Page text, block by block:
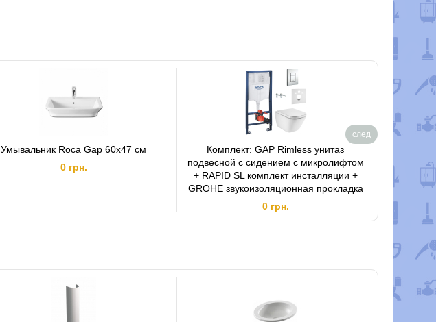
Умывальник Roca Gap 60x47 см
0 грн.
Комплект: GAP Rimless унитаз
подвесной с сидением с микролифтом
+ RAPID SL комплект инсталляции +
GROHE звукоизоляционная прокладка
0 грн.
след